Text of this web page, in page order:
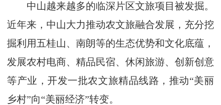
中山越来越多的临深片区文旅项目被发掘。
近年来，中山大力推动农文旅融合发展，充分挖
掘利用五桂山、南朗等的生态优势和文化底蕴，
发展农村电商、精品民宿、休闲旅游、创新创意
等产业，开发一批农文旅精品线路，推动“美丽
乡村”向“美丽经济”转变。